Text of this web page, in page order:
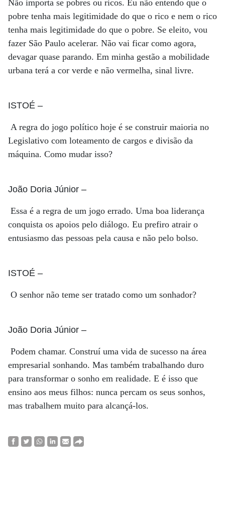
Não importa se pobres ou ricos. Eu não entendo que o
pobre tenha mais legitimidade do que o rico e nem o rico
tenha mais legitimidade do que o pobre. Se eleito, vou
fazer São Paulo acelerar. Não vai ficar como agora,
devagar quase parando. Em minha gestão a mobilidade
urbana terá a cor verde e não vermelha, sinal livre.
ISTOÉ –
A regra do jogo político hoje é se construir maioria no
Legislativo com loteamento de cargos e divisão da
máquina. Como mudar isso?
João Doria Júnior –
Essa é a regra de um jogo errado. Uma boa liderança
conquista os apoios pelo diálogo. Eu prefiro atrair o
entusiasmo das pessoas pela causa e não pelo bolso.
ISTOÉ –
O senhor não teme ser tratado como um sonhador?
João Doria Júnior –
Podem chamar. Construí uma vida de sucesso na área
empresarial sonhando. Mas também trabalhando duro
para transformar o sonho em realidade. E é isso que
ensino aos meus filhos: nunca percam os seus sonhos,
mas trabalhem muito para alcançá-los.